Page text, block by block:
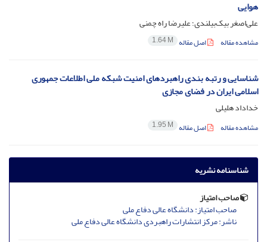
هوایی
علی‌اصغر بیک‌بیلندی؛ علیرضا راه چمنی
مشاهده مقاله اصل مقاله 1.64 M
شناسایی و رتبه بندی راهبردهای امنیت شبکه ملی اطلاعات جمهوری
اسلامی ایران در فضای مجازی
خداداد هلیلی
مشاهده مقاله اصل مقاله 1.95 M
شناسنامه نشریه
صاحب امتیاز
صاحب امتیاز: دانشگاه عالی دفاع ملی
ناشر: مرکز انتشارات راهبردی دانشگاه عالی دفاع ملی